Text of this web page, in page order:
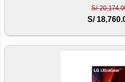
S/
S/